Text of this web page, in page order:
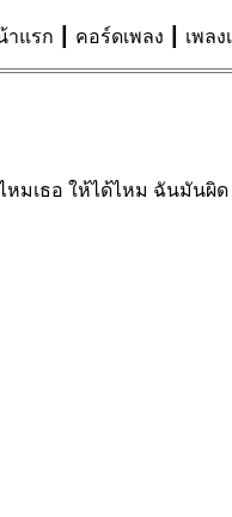
าแรก คอร์ดเพลง เพลง
มเธอ ให้ได้ไหม ฉันมันผิด